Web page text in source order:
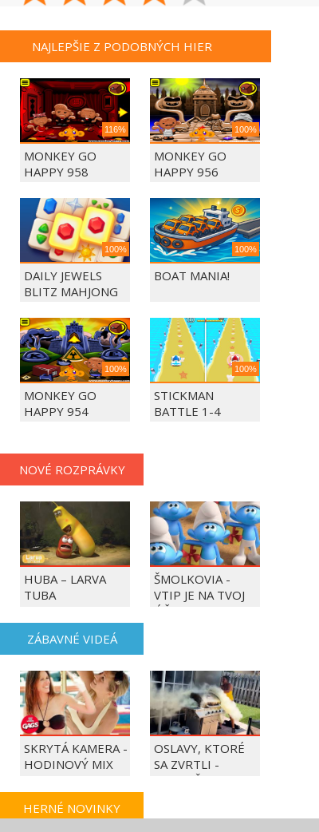
NAJLEPŠIE Z PODOBNÝCH HIER
116%
MONKEY GO
HAPPY 958
100%
MONKEY GO
HAPPY 956
100%
DAILY JEWELS
BLITZ MAHJONG
100%
BOAT MANIA!
100%
MONKEY GO
HAPPY 954
100%
STICKMAN
BATTLE 1-4
NOVÉ ROZPRÁVKY
HUBA – LARVA
TUBA
ŠMOLKOVIA -
VTIP JE NA TVOJ
ÚČET
ZÁBAVNÉ VIDEÁ
SKRYTÁ KAMERA -
HODINOVÝ MIX
OSLAVY, KTORÉ
SA ZVRTLI -
NAJLEPŠIE
HERNÉ NOVINKY